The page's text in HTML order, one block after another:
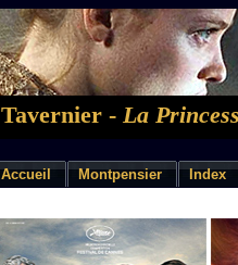
Tavernier - La
Accueil Montpensier Index